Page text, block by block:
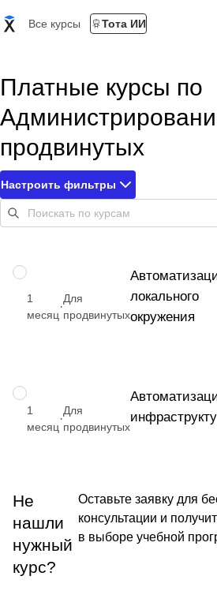
Все курсы Тота ИИ
Платные курсы по
продвинутых
Настроить фильтры
НАВЫК
1
месяц
·
Для
продвинутых
локального
окружения
НАВЫК
1
месяц
·
Для
продвинутых
Не
нашли
нужный
курс?
Оставьте заявку для
консультации и
в выборе учебной